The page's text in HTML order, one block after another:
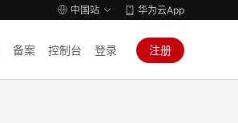
中国站 华为云App
备案 控制台 登录 注册